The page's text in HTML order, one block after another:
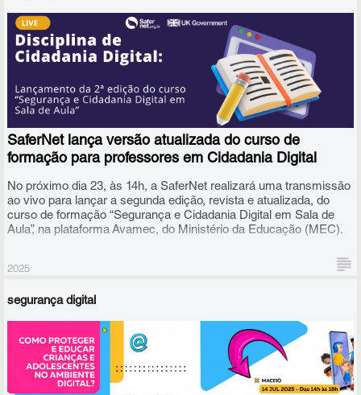
SaferNet lança versão atualizada do curso de
formação para professores em Cidadania Digital
No próximo dia 23, às 14h, a SaferNet realizará uma transmissão
ao vivo para lançar a segunda edição, revista e atualizada, do
curso de formação “Segurança e Cidadania Digital em Sala de
Aula”, na plataforma Avamec, do Ministério da Educação (MEC).
O curso permite que professores de qualquer campo do
2025
segurança digital